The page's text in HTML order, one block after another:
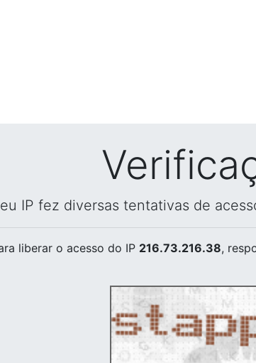
IP fez diversas tentativas de
liberar o acesso do IP 216.73.216.38,